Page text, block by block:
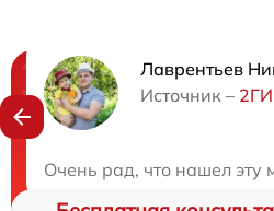
Лаврентьев
Источник –
Очень рад, что нашел эту
Нужна